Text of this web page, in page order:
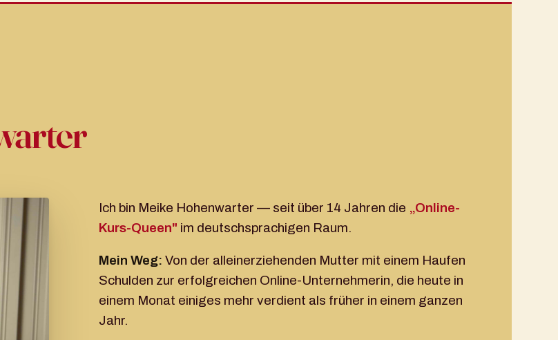
Ich bin Meike Hohenwarter — seit über 14 Jahren die „Online-
Kurs-Queen" im deutschsprachigen Raum.
Mein Weg: Von der alleinerziehenden Mutter mit einem Haufen
Schulden zur erfolgreichen Online-Unternehmerin, die heute in
einem Monat einiges mehr verdient als früher in einem ganzen
Jahr.